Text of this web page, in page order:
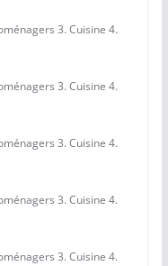
3. Cuisine 4.
3. Cuisine 4.
3. Cuisine 4.
3. Cuisine 4.
3. Cuisine 4.